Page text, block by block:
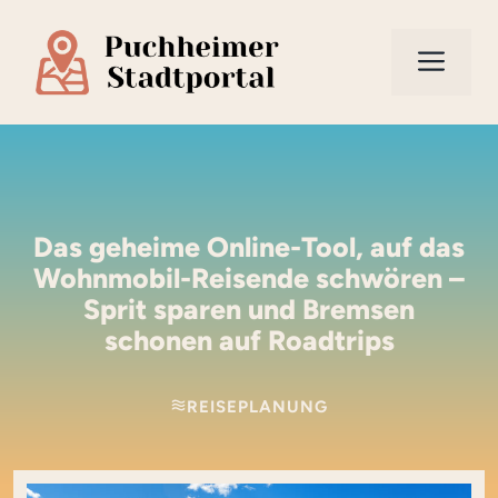
Inhalt
springen
Das geheime Online-Tool, auf das
Wohnmobil-Reisende schwören –
Sprit sparen und Bremsen
schonen auf Roadtrips
REISEPLANUNG